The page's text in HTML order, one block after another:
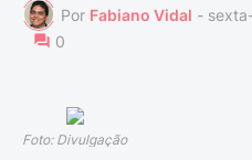
Por Fabiano Vidal -
0
Foto: Divulgação